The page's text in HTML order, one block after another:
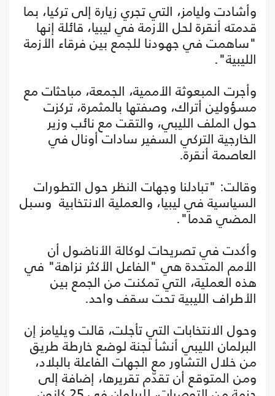
وأشادت وليامز، التي تجري زيارة إلى تركيا، بما
قدمته أنقرة لحل الأزمة في ليبيا، قائلة إنها
"ساهمت في جهودنا للجمع بين فرقاء الأزمة
الليبية".
وأجرت المبعوثة الأممية، الجمعة، مباحثات مع
مسؤولين أتراك، وصفتها بالمثمرة، تركزت
حول الملف الليبي، والتقت مع نائب وزير
الخارجية التركي السفير سادات أونال في
العاصمة أنقرة.
وقالت: "تبادلنا وجهات النظر حول التطورات
السياسية في ليبيا، والعملية الانتخابية وسبل
المضي قدما".
وأكدت في تصريحات لوكالة الأناضول أن
الأمم المتحدة هي "الفاعل الأكثر نزاهة" في
هذه العملية، التي تمكنت من الجمع بين
الأطراف الليبية تحت سقف واحد.
وحول الانتخابات التي تأجلت، قالت ويليامز إن
البرلمان الليبي أنشأ لجنة لوضع خارطة طريق
من خلال التشاور مع الجهات الفاعلة بالبلاد،
ومن المتوقع أن تقدّم تقريرها، إضافة إلى